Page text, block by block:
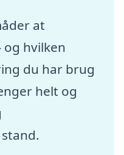
at
og hvilken
du har brug
helt og